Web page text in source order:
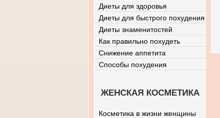
Диеты для здоровья
Диеты для быстрого похудения
Диеты знаменитостей
Как правильно похудеть
Снижение аппетита
Способы похудения
ЖЕНСКАЯ КОСМЕТИКА
Косметика в жизни женщины